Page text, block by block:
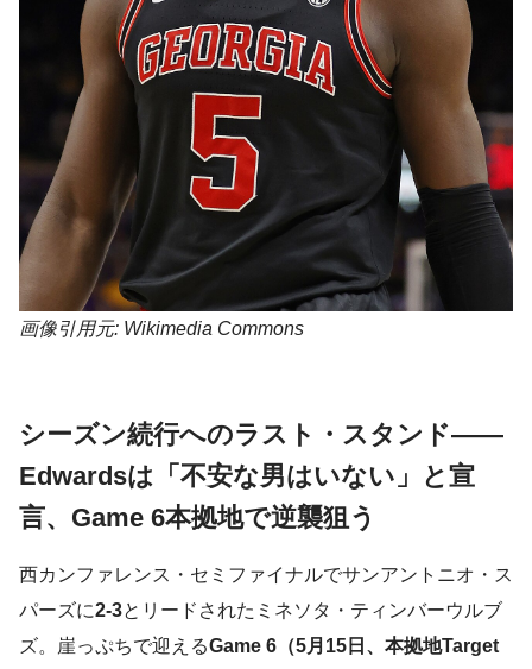
画像引用元: Wikimedia Commons
シーズン続行へのラスト・スタンド——
Edwardsは「不安な男はいない」と宣
言、Game 6本拠地で逆襲狙う
西カンファレンス・セミファイナルでサンアントニオ・ス
パーズに2-3とリードされたミネソタ・ティンバーウルブ
ズ。崖っぷちで迎えるGame 6（5月15日、本拠地Target